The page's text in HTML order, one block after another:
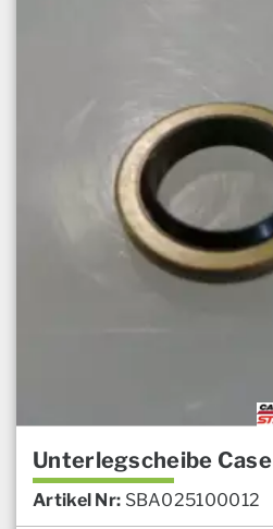
Unterlegscheibe Case
Artikel Nr: SBA025100012